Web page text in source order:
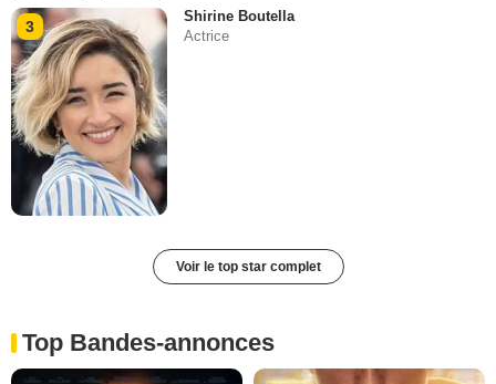
3
Shirine Boutella
Actrice
Voir le top star complet
Top Bandes-annonces